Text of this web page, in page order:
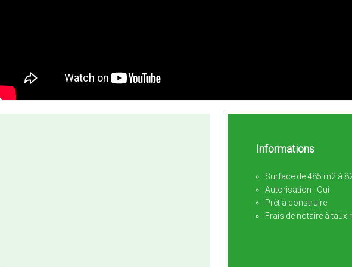
Informations
Surface de 485 m2 à
Autorisation : Oui
Prêt à construire
Frais de notaire à taux